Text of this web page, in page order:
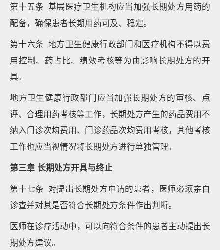
第十五条 基层医疗卫生机构应当加强长期处方用药的
配备，确保患者长期用药可及、稳定。
第十六条 地方卫生健康行政部门和医疗机构不得以费
用控制、药占比、绩效考核等为由影响长期处方的开
具。
地方卫生健康行政部门应当加强长期处方的审核、点
评、合理用药考核等工作，长期处方产生的药品费用不
纳入门诊次均费用、门诊药品次均费用考核，其他考核
工作也应当视情况将长期处方进行单独管理。
第三章 长期处方开具与终止
第十七条 对提出长期处方申请的患者，医师必须亲自
诊查并对其是否符合长期处方条件作出判断。
医师在诊疗活动中，可以向符合条件的患者主动提出长
期处方建议。